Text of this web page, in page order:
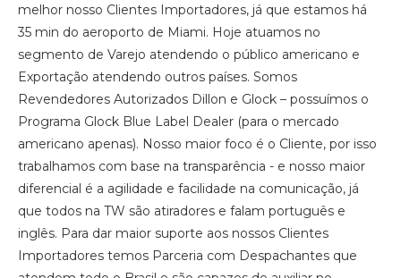
melhor nosso Clientes Importadores, já que estamos há
35 min do aeroporto de Miami. Hoje atuamos no
segmento de Varejo atendendo o público americano e
Exportação atendendo outros países. Somos
Revendedores Autorizados Dillon e Glock – possuímos o
Programa Glock Blue Label Dealer (para o mercado
americano apenas). Nosso maior foco é o Cliente, por isso
trabalhamos com base na transparência - e nosso maior
diferencial é a agilidade e facilidade na comunicação, já
que todos na TW são atiradores e falam português e
inglês. Para dar maior suporte aos nossos Clientes
Importadores temos Parceria com Despachantes que